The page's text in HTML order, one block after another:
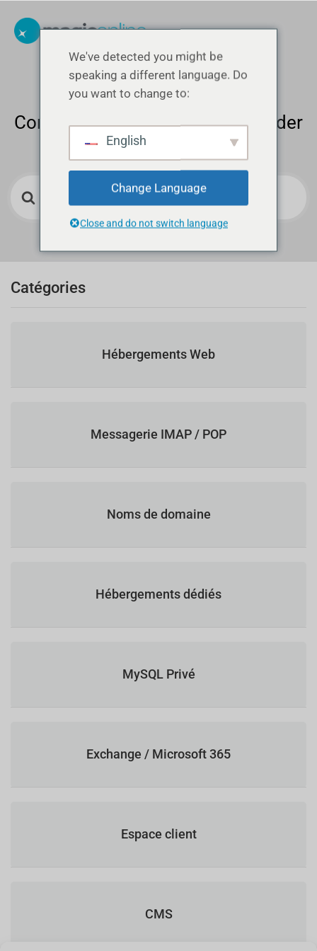
Comment pouvons-nous vous aider
Catégories
Hébergements Web
Messagerie IMAP / POP
Noms de domaine
Hébergements dédiés
MySQL Privé
Exchange / Microsoft 365
Espace client
CMS
We've detected you might be
speaking a different language. Do
you want to change to:
English
Change Language
Close and do not switch language